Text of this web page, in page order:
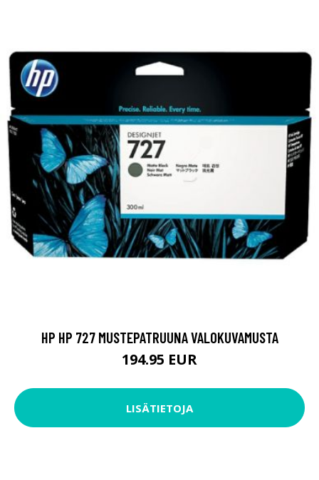
HP HP 727 MUSTEPATRUUNA VALOKUVAMUSTA
194.95 EUR
LISÄTIETOJA